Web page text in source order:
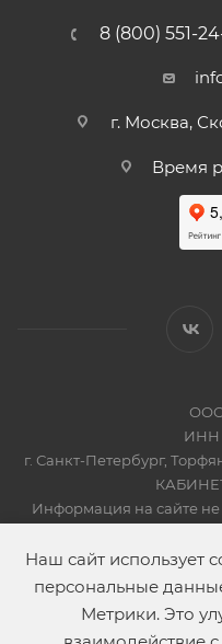
8 (800) 551-
г. Москва,
Время
ООО
ИНН
г. Санкт-Петербург,
Информация на сайте не
2019-
Наш сайт использует
персональные
Метрики. Это